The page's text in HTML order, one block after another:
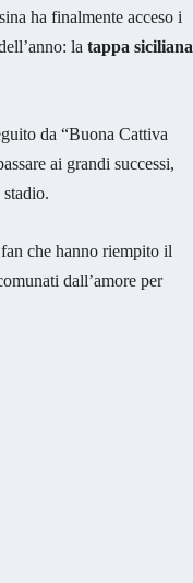
ha finalmente acceso i
la tappa siciliana
da “Buona Cattiva
ai grandi successi,
stadio.
che hanno riempito il
dall’amore per